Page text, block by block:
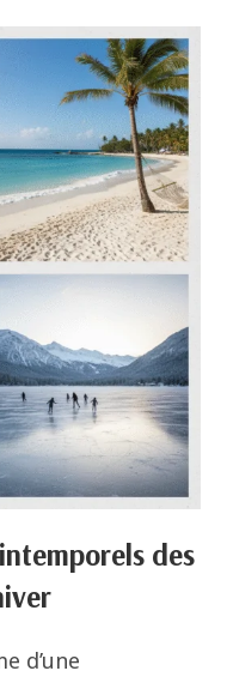
des
d’une